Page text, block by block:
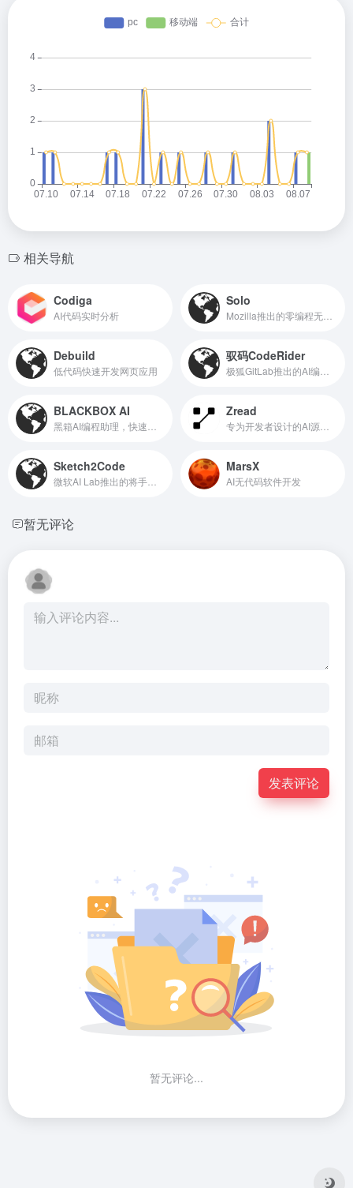
相关导航
Codiga
AI代码实时分析
Solo
Debuild
低代码快速开发网页应用
驭码CodeRider
BLACKBOX AI Zread
Sketch2Code MarsX
AI无代码软件开发
暂无评论
发表评论
暂无评论...